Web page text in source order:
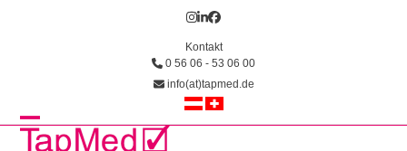
Instagram
LinkedIn
Facebook
Kontakt
0 56 06 - 53 06 00
info(at)tapmed.de
Open
Close